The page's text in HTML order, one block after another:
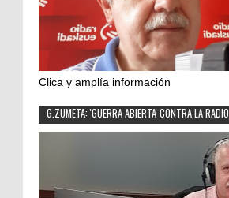
Clica y amplía información
G.ZUMETA: 'GUERRA ABIERTA' CONTRA LA RADIO